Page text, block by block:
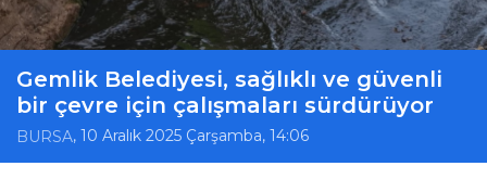
Gemlik Belediyesi, sağlıklı ve güvenli
bir çevre için çalışmaları sürdürüyor
BURSA, 10 Aralık 2025 Çarşamba, 14:06